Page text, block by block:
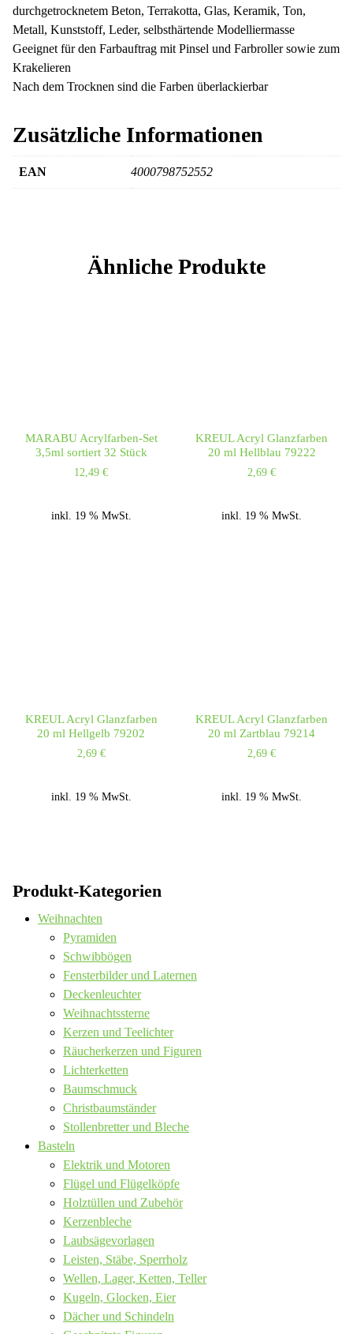
durchgetrocknetem Beton, Terrakotta, Glas, Keramik, Ton,
Metall, Kunststoff, Leder, selbsthärtende Modelliermasse
Geeignet für den Farbauftrag mit Pinsel und Farbroller sowie zum
Krakelieren
Nach dem Trocknen sind die Farben überlackierbar
Zusätzliche Informationen
EAN 4000798752552
Ähnliche Produkte
MARABU Acrylfarben-Set
3,5ml sortiert 32 Stück
12,49€
inkl. 19 % MwSt.
KREUL Acryl Glanzfarben
20 ml Hellblau 79222
2,69€
inkl. 19 % MwSt.
KREUL Acryl Glanzfarben
20 ml Hellgelb 79202
2,69 €
inkl. 19 % MwSt.
KREUL Acryl Glanzfarben
20 ml Zartblau 79214
2,69€
inkl. 19 % MwSt.
Produkt-Kategorien
Weihnachten
Pyramiden
Schwibbögen
Fensterbilder und Laternen
Deckenleuchter
Weihnachtssterne
Kerzen und Teelichter
Räucherkerzen und Figuren
Lichterketten
Baumschmuck
Christbaumständer
Stollenbretter und Bleche
Basteln
Elektrik und Motoren
Flügel und Flügelköpfe
Holztüllen und Zubehör
Kerzenbleche
Laubsägevorlagen
Leisten, Stäbe, Sperrholz
Wellen, Lager, Ketten, Teller
Kugeln, Glocken, Eier
Dächer und Schindeln